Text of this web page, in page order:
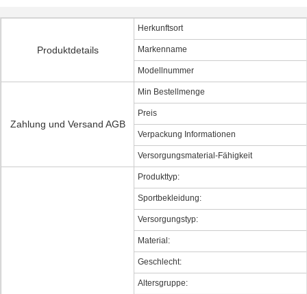
Produktdetails
Herkunftsort
Markenname
Modellnummer
Zahlung und Versand AGB
Min Bestellmenge
Preis
Verpackung Informationen
Versorgungsmaterial-Fähigkeit
Produkttyp:
Sportbekleidung:
Versorgungstyp:
Material:
Geschlecht:
Altersgruppe: